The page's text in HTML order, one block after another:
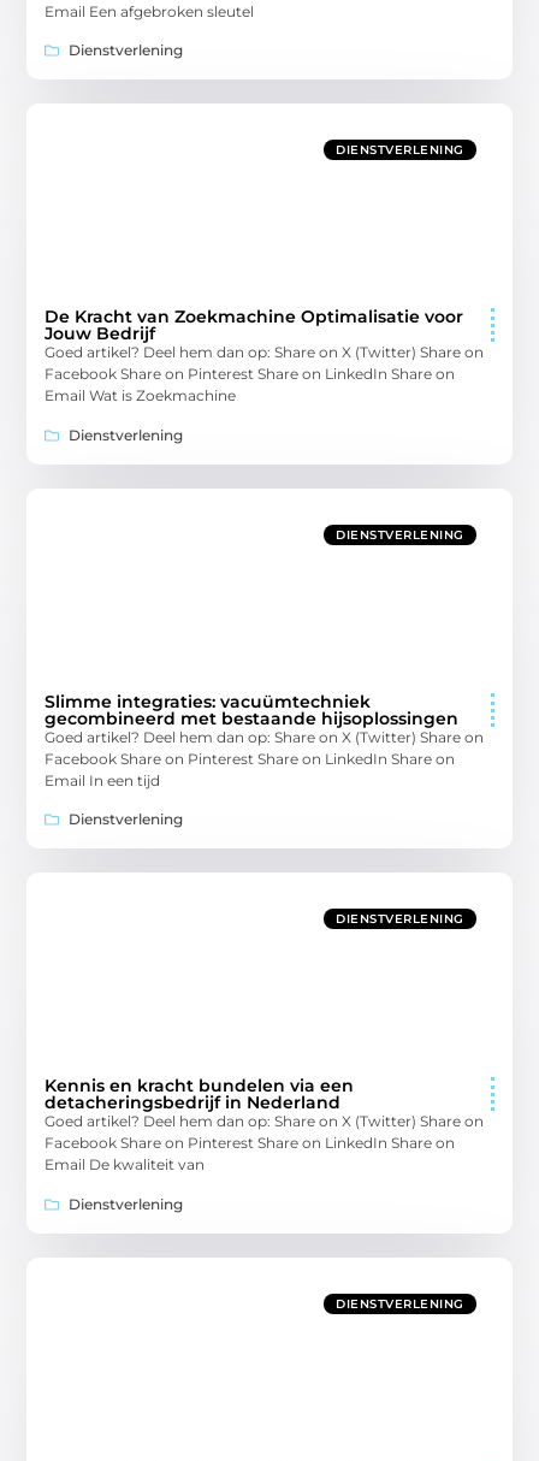
Email Een afgebroken sleutel
Dienstverlening
DIENSTVERLENING
De Kracht van Zoekmachine Optimalisatie voor
Jouw Bedrijf
Goed artikel? Deel hem dan op: Share on X (Twitter) Share on
Facebook Share on Pinterest Share on LinkedIn Share on
Email Wat is Zoekmachine
Dienstverlening
DIENSTVERLENING
Slimme integraties: vacuümtechniek
gecombineerd met bestaande hijsoplossingen
Goed artikel? Deel hem dan op: Share on X (Twitter) Share on
Facebook Share on Pinterest Share on LinkedIn Share on
Email In een tijd
Dienstverlening
DIENSTVERLENING
Kennis en kracht bundelen via een
detacheringsbedrijf in Nederland
Goed artikel? Deel hem dan op: Share on X (Twitter) Share on
Facebook Share on Pinterest Share on LinkedIn Share on
Email De kwaliteit van
Dienstverlening
DIENSTVERLENING